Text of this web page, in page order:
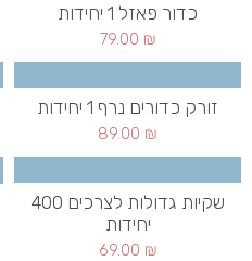
כדור פאזל 1 יחידות
79.00 ₪
זורק כדורים נרף 1 יחידות
89.00 ₪
שקיות גדולות לצרכים 400
יחידות
69.00 ₪